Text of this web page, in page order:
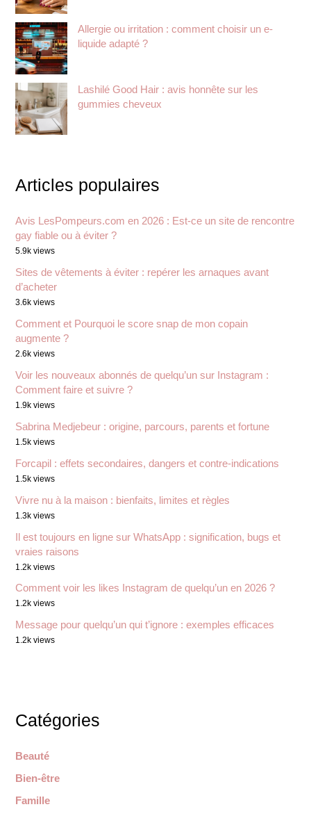
Allergie ou irritation : comment choisir un e-
liquide adapté ?
Lashilé Good Hair : avis honnête sur les
gummies cheveux
Articles populaires
Avis LesPompeurs.com en 2026 : Est-ce un site de rencontre
gay fiable ou à éviter ?
5.9k views
Sites de vêtements à éviter : repérer les arnaques avant
d’acheter
3.6k views
Comment et Pourquoi le score snap de mon copain
augmente ?
2.6k views
Voir les nouveaux abonnés de quelqu’un sur Instagram :
Comment faire et suivre ?
1.9k views
Sabrina Medjebeur : origine, parcours, parents et fortune
1.5k views
Forcapil : effets secondaires, dangers et contre-indications
1.5k views
Vivre nu à la maison : bienfaits, limites et règles
1.3k views
Il est toujours en ligne sur WhatsApp : signification, bugs et
vraies raisons
1.2k views
Comment voir les likes Instagram de quelqu’un en 2026 ?
1.2k views
Message pour quelqu’un qui t’ignore : exemples efficaces
1.2k views
Catégories
Beauté
Bien-être
Famille